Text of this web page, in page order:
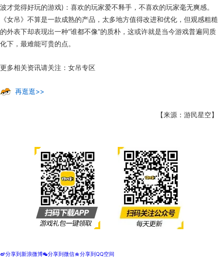
波才觉得好玩的游戏)：喜欢的玩家爱不释手，不喜欢的玩家毫无爽感。
《女吊》不算是一款成熟的产品，太多地方值得改进和优化，但观感粗糙
的外表下却表现出一种“谁都不像”的质朴，这或许就是当今游戏普遍同质
化下，最难能可贵的点。
更多相关资讯请关注：女吊专区
再逛逛>>
【来源：游民星空】
t分享到新浪微博w分享到微信z分享到QQ空间